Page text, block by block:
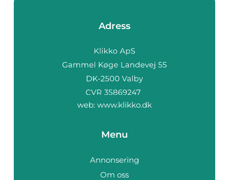
Adress
web: www.klikko.dk
Menu
Annonsering
Om oss